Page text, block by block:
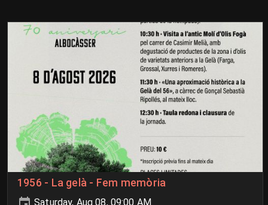
1956 - La gelà - Fem memòria
Saturday, Aug 08, 09:00 AM